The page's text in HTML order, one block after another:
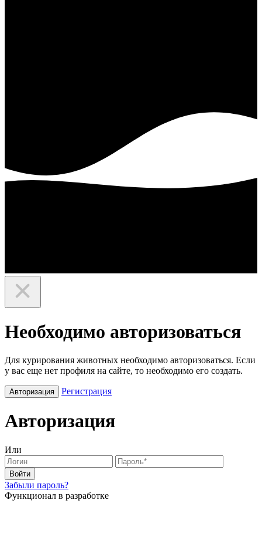
Необходимо авторизоваться
Для курирования животных необходимо авторизоваться. Если
у вас еще нет профиля на сайте, то необходимо его создать.
Авторизация Регистрация
Авторизация
Или
Войти
Забыли пароль?
Функционал в разработке